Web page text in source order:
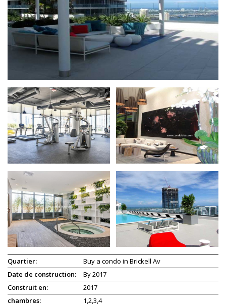
Quartier:
Buy a condo in Brickell Av
Date de construction:
By 2017
Construit en:
2017
chambres:
1,2,3,4